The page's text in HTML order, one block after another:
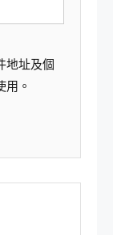
地址及個
用。